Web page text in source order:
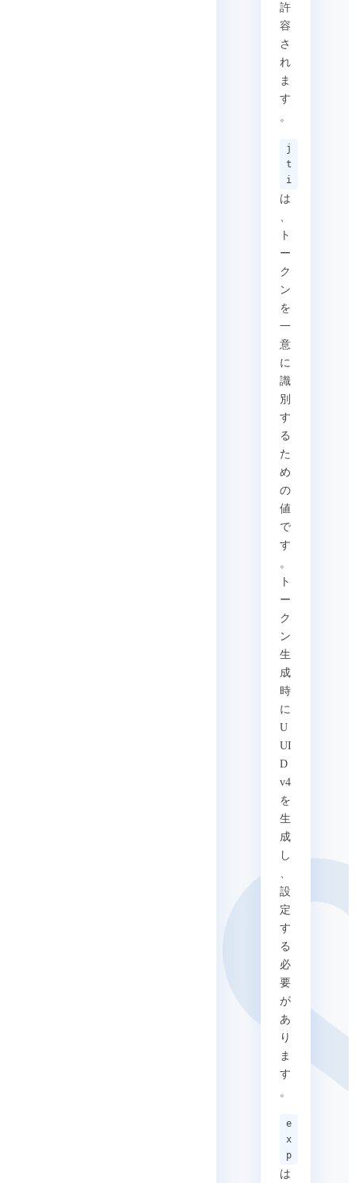
許
容
さ
れ
ま
す
。
j
t
i
は
ト
ー
ク
ン
を
一
意
に
識
別
す
る
た
め
の
値
で
す
。
ト
ー
ク
ン
生
成
時
に
U
UI
D
v4
を
生
成
し
設
定
す
る
必
要
が
あ
り
ま
す
。
e
x
p
は